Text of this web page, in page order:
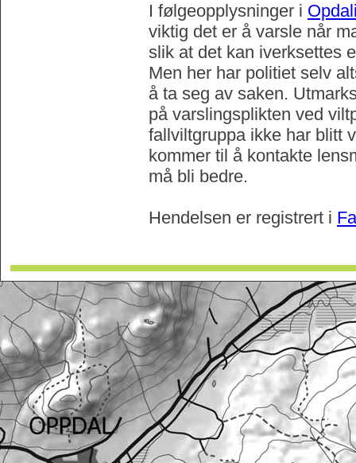
I følgeopplysninger i
viktig det er å varsle når
slik at det kan iverksettes
Men her har politiet selv
å ta seg av saken.
på varslingsplikten ved
fallviltgruppa ikke har blitt
kommer til å kontakte
må bli bedre.
Hendelsen er registrert i